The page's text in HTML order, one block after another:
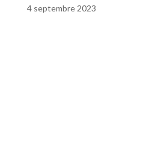
4 septembre 2023